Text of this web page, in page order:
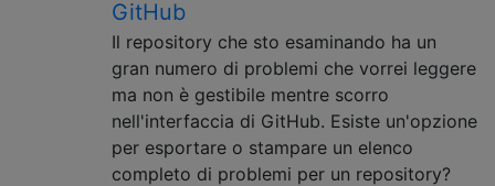
GitHub
Il repository che sto esaminando ha un
gran numero di problemi che vorrei leggere
ma non è gestibile mentre scorro
nell'interfaccia di GitHub. Esiste un'opzione
per esportare o stampare un elenco
completo di problemi per un repository?